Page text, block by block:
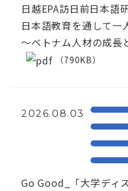
日越EPA訪日前日本語
日本語教育を通して一
～ベトナム人材の成長
（790KB）
2026.08.03
Go Good_「大学ディ